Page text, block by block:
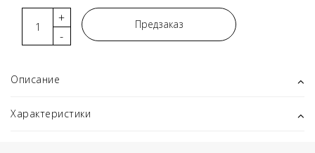
-
+ Предзаказ
Описание
Характеристики